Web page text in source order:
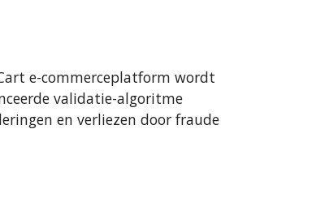
e-commerceplatform wordt
validatie-algoritme
en verliezen door fraude